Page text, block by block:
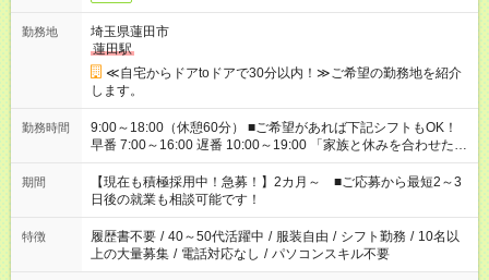
勤務地
埼玉県蓮田市
蓮田駅
≪自宅からドアtoドアで30分以内！≫ご希望の勤務地を紹介
します。
勤務時間
9:00～18:00（休憩60分） ■ご希望があれば下記シフトもOK！
早番 7:00～16:00 遅番 10:00～19:00 「家族と休みを合わせた
い」 「余裕を持って夕飯の準備がしたい」 「できれば残業はし
たくない」 など、ご希望を教えてくださいね。 ※Wワーク希望
の方へ 今ご覧のお仕事で希望する勤務時間と、もう1つのお仕事
の勤務時間。 合計で週40時間を超える場合は応募できません。
期間
【現在も積極採用中！急募！】2カ月～ ■ご応募から最短2～3
日後の就業も相談可能です！
特徴 履歴書不要 / 40～50代活躍中 / 服装自由 / シフト勤務 / 10名以
上の大量募集 / 電話対応なし / パソコンスキル不要